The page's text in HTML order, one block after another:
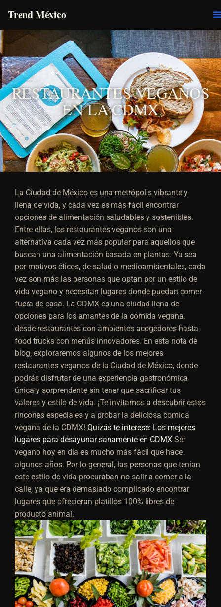
Trend México
RESTAURANTES VEGANOS
EN LA CDMX
La Ciudad de México es una metrópolis vibrante y
llena de vida, y cada vez es más fácil encontrar
opciones de alimentación saludables y sostenibles.
Entre ellas, los restaurantes veganos son una
alternativa cada vez más popular para aquellos que
buscan una alimentación basada en plantas. Ya sea
por motivos éticos, de salud o medioambientales, cada
vez son más las personas que optan por un estilo de
vida vegano y necesitan lugares donde puedan comer
fuera de casa. La CDMX es una ciudad llena de
opciones para los amantes de la comida vegana,
desde restaurantes con ambientes acogedores hasta
food trucks con menús innovadores. En esta nota de
blog, exploraremos algunos de los mejores
restaurantes veganos de la Ciudad de México, donde
podrás disfrutar de una experiencia gastronómica
única y sorprendente sin tener que sacrificar tus
valores y estilo de vida. ¡Te invitamos a descubrir estos
rincones especiales y a probar la deliciosa comida
vegana de la CDMX! Quizás te interese: Los mejores
lugares para desayunar sanamente en CDMX Ser
vegano hoy en día es mucho más fácil que hace
algunos años. Por lo general, las personas que tenían
este estilo de vida procuraban no salir a comer a la
calle, ya que era demasiado complicado encontrar
lugares que ofrecieran platillos 100% libres de
producto animal.